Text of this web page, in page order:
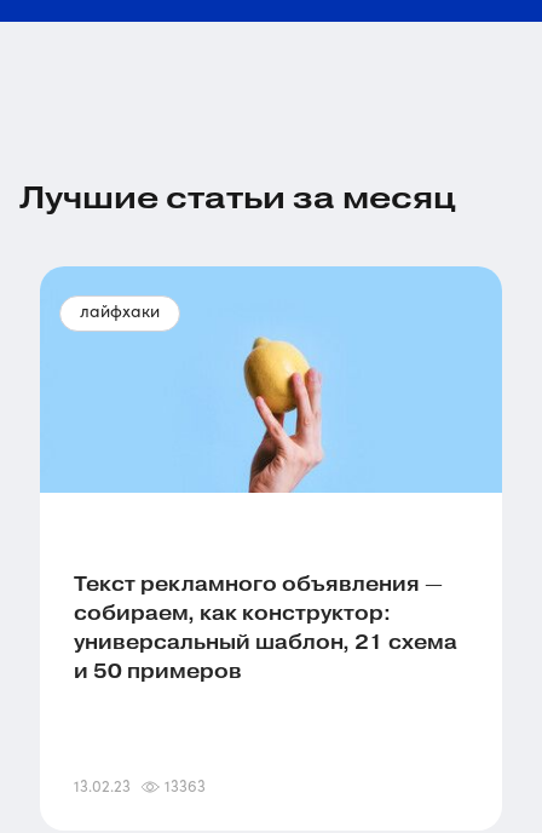
Лучшие статьи за месяц
лайфхаки
Текст рекламного объявления —
собираем, как конструктор:
универсальный шаблон, 21 схема
и 50 примеров
13.02.23 13363